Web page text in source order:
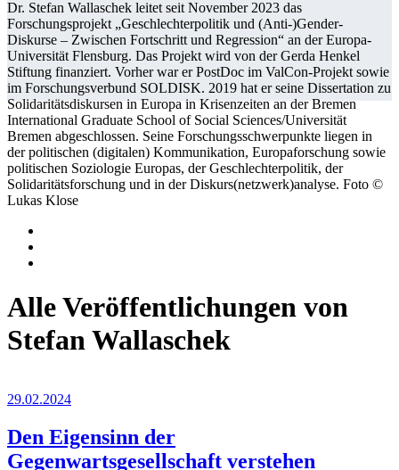
Dr. Stefan Wallaschek leitet seit November 2023 das
Forschungsprojekt „Geschlechterpolitik und (Anti-)Gender-
Diskurse – Zwischen Fortschritt und Regression“ an der Europa-
Universität Flensburg. Das Projekt wird von der Gerda Henkel
Stiftung finanziert. Vorher war er PostDoc im ValCon-Projekt sowie
im Forschungsverbund SOLDISK. 2019 hat er seine Dissertation zu
Solidaritätsdiskursen in Europa in Krisenzeiten an der Bremen
International Graduate School of Social Sciences/Universität
Bremen abgeschlossen. Seine Forschungsschwerpunkte liegen in
der politischen (digitalen) Kommunikation, Europaforschung sowie
politischen Soziologie Europas, der Geschlechterpolitik, der
Solidaritätsforschung und in der Diskurs(netzwerk)analyse. Foto ©
Lukas Klose
Alle Veröffentlichungen von
Stefan Wallaschek
29.02.2024
Den Eigensinn der
Gegenwartsgesellschaft verstehen